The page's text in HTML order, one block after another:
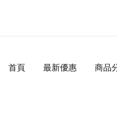
首頁 最新優惠 商品